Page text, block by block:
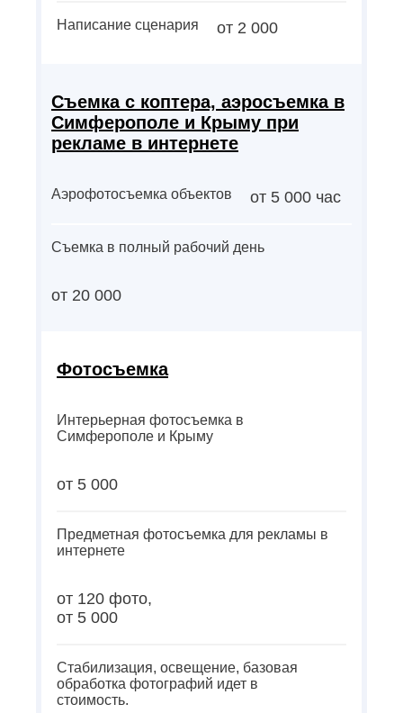
Написание сценария от 2 000
Съемка с коптера, аэросъемка в
Симферополе и Крыму при
рекламе в интернете
Аэрофотосъемка объектов от 5 000 час
Съемка в полный рабочий день
от 20 000
Фотосъемка
Интерьерная фотосъемка в
Симферополе и Крыму
от 5 000
Предметная фотосъемка для рекламы в
интернете
от 120 фото,
от 5 000
Стабилизация, освещение, базовая
обработка фотографий идет в
стоимость.